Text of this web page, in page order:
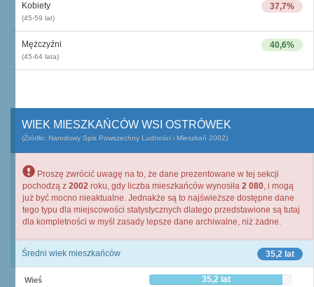
37,7%
Kobiety
(45-59 lat)
40,6%
Mężczyźni
(45-64 lata)
WIEK MIESZKAŃCÓW WSI OSTRÓWEK
(Źródło: Narodowy Spis Powszechny Ludności i Mieszkań 2002)
Proszę zwrócić uwagę na to, że dane prezentowane w tej sekcji
pochodzą z 2002 roku, gdy liczba mieszkańców wynosiła 2 080, i mogą
już być mocno nieaktualne. Jednakże są to najświeższe dostępne dane
tego typu dla miejscowości statystycznych dlatego przedstawione są tutaj
dla kompletności w myśl zasady lepsze dane archiwalne, niż żadne.
35,2 lat
Średni wiek mieszkańców
Wieś 35,2 lat